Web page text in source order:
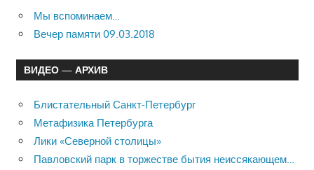
Мы вспоминаем…
Вечер памяти 09.03.2018
ВИДЕО — АРХИВ
Блистательный Санкт-Петербург
Метафизика Петербурга
Лики «Северной столицы»
Павловский парк в торжестве бытия неиссякающем…